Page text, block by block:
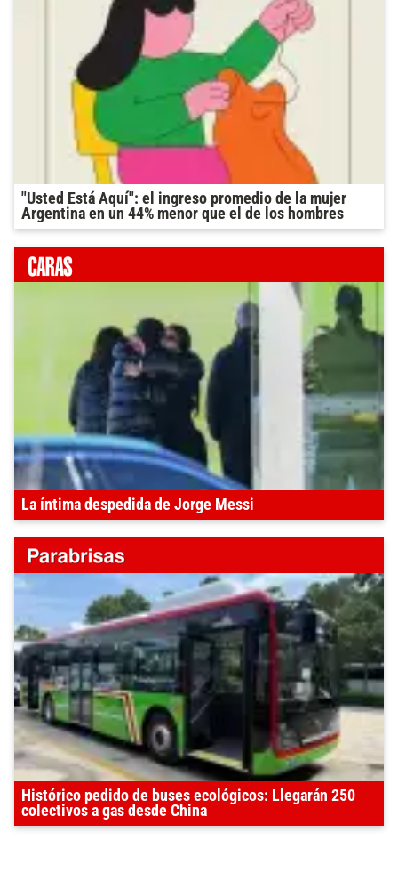
"Usted Está Aquí": el ingreso promedio de la mujer
Argentina en un 44% menor que el de los hombres
La íntima despedida de Jorge Messi
Histórico pedido de buses ecológicos: Llegarán 250
colectivos a gas desde China